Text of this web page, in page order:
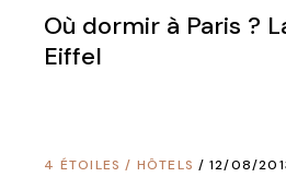
Où dormir à Paris ?
Eiffel
4 ÉTOILES / HÔTELS 12/08/